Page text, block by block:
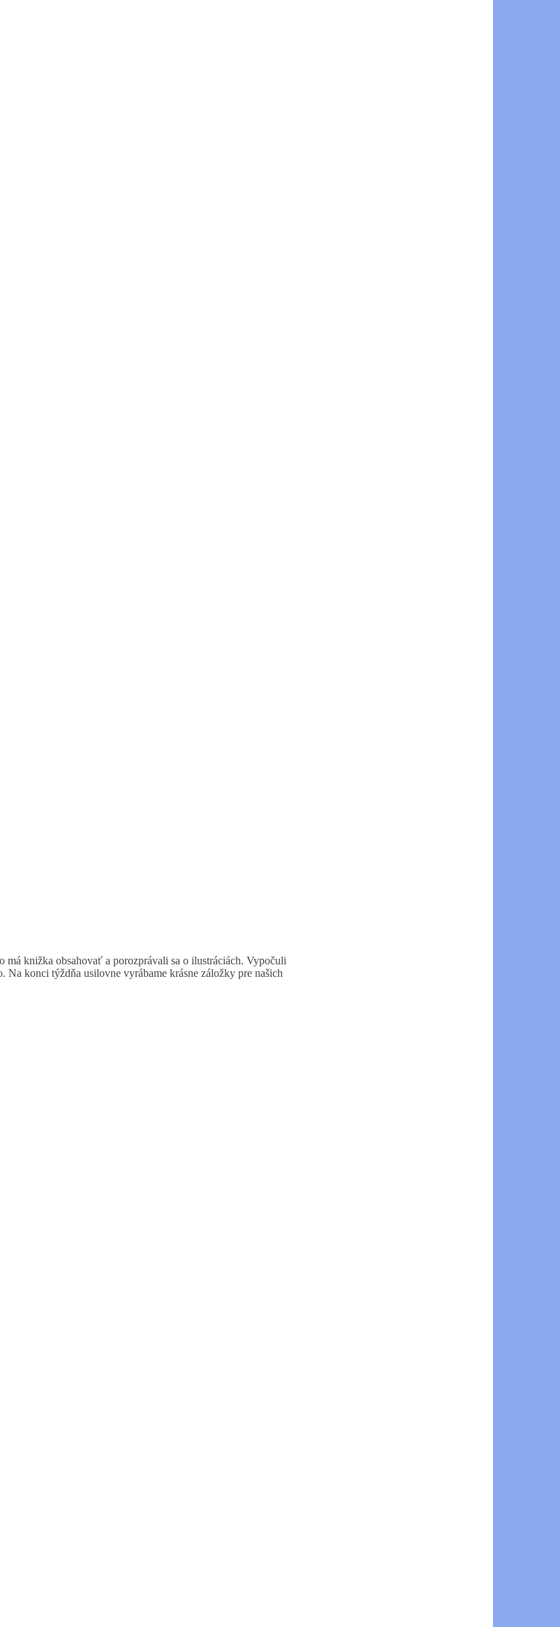
knižka obsahovať a porozprávali sa o ilustráciách. Vypočuli
konci týždňa usilovne vyrábame krásne záložky pre našich